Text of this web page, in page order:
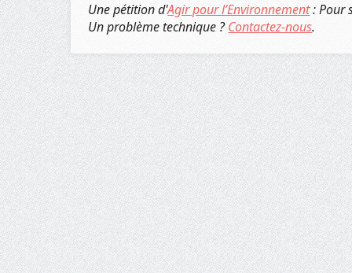
Une pétition d'Agir pour l’Environnement: Pour
Un problème technique ?Contactez-nous.